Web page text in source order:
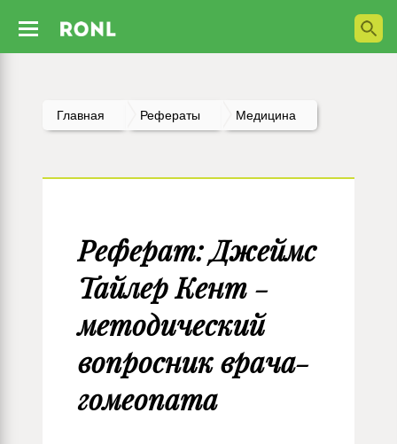
Главная Рефераты Медицина
Реферат: Джеймс
Тайлер Кент -
методический
вопросник врача-
гомеопата